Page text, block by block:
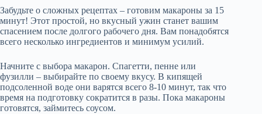
Забудьте о сложных рецептах – готовим макароны за 15
минут! Этот простой, но вкусный ужин станет вашим
спасением после долгого рабочего дня. Вам понадобятся
всего несколько ингредиентов и минимум усилий.
Начните с выбора макарон. Спагетти, пенне или
фузилли – выбирайте по своему вкусу. В кипящей
подсоленной воде они варятся всего 8-10 минут, так что
время на подготовку сократится в разы. Пока макароны
готовятся, займитесь соусом.